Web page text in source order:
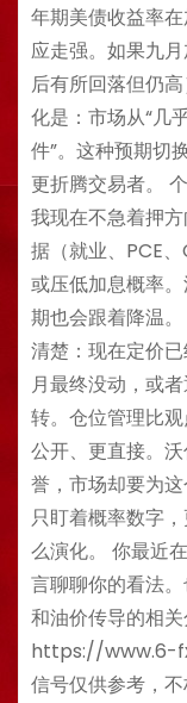
年期美债收益率
应走强。如果九
后有所回落但仍
化是：市场从“几
件”。这种预期切
更折腾交易者。
我现在不急着押
据（就业、PCE
或压低加息概率
期也会跟着降温
清楚：现在定价
月最终没动，或
转。仓位管理比
公开、更直接。
誉，市场却要为
只盯着概率数字
么演化。 你最近
言聊聊你的看法
和油价传导的相
https://www.6-
信号仅供参考，